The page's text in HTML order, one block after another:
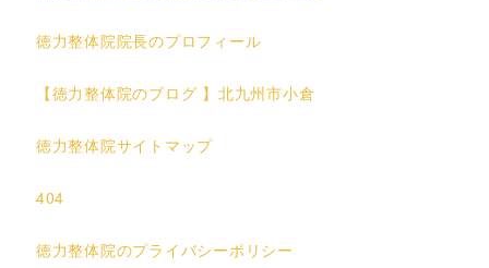
徳力整体院院長のプロフィール
【徳力整体院のブログ 】北九州市小倉
徳力整体院サイトマップ
404
徳力整体院のプライバシーポリシー